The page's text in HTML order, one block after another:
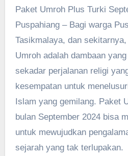
Paket Umroh Plus Turki September 2024
Puspahiang – Bagi warga
Tasikmalaya, dan
Umroh adalah dambaan
sekadar perjalanan religi
kesempatan untuk
Islam yang gemilang. Paket
bulan September 2024 bisa
untuk mewujudkan
sejarah yang tak terlupakan.